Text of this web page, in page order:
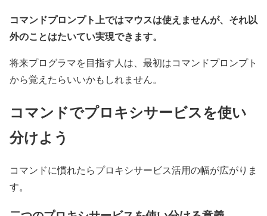
コマンドプロンプト上ではマウスは使えませんが、それ以
外のことはたいてい実現できます。
将来プログラマを目指す人は、最初はコマンドプロンプト
から覚えたらいいかもしれません。
コマンドでプロキシサービスを使い
分けよう
コマンドに慣れたらプロキシサービス活用の幅が広がりま
す。